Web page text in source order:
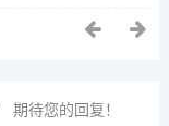
期待您的回复！